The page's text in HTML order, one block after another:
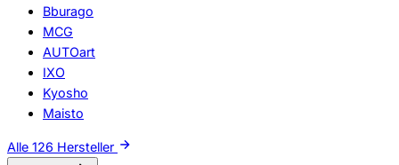
Bburago
MCG
AUTOart
IXO
Kyosho
Maisto
Alle 126 Hersteller